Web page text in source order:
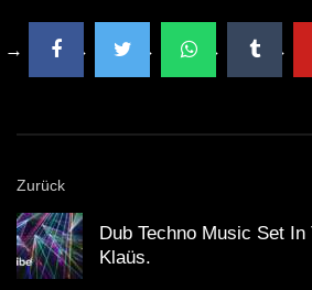
Zurück
Dub Techno Music Set
Klaüs.